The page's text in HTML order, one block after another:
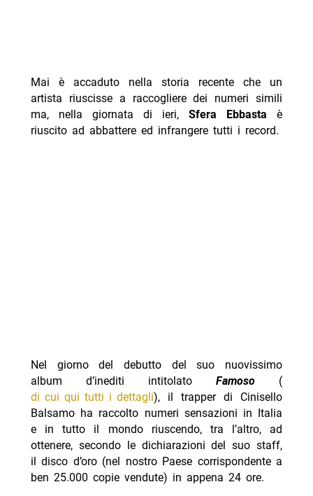
Mai è accaduto nella storia recente che un
artista riuscisse a raccogliere dei numeri simili
ma, nella giornata di ieri,Sfera Ebbastaè
riuscito ad abbattere ed infrangere tutti i record.
Nel giorno del debutto del suo nuovissimo
album d’inediti intitolatoFamoso (
di cui qui tutti i dettagli), il trapper di Cinisello
Balsamo ha raccolto numeri sensazioni in Italia
e in tutto il mondo riuscendo, tra l’altro, ad
ottenere, secondo le dichiarazioni del suo staff,
il disco d’oro (nel nostro Paese corrispondente a
ben 25.000 copie vendute) in appena 24 ore.